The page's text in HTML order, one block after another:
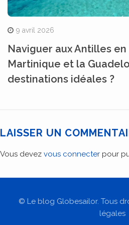
9 avril 2026
Naviguer aux Antilles
Martinique et la
destinations idéales ?
LAISSER UN
Vous devez vous connecter pour
© Le blog Globesailor. Tous
légales